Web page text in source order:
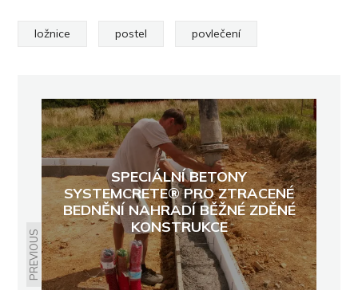
ložnice postel povlečení
PREVIOUS
SPECIÁLNÍ BETONY
SYSTEMCRETE® PRO ZTRACENÉ
BEDNĚNÍ NAHRADÍ BĚŽNÉ ZDĚNÉ
KONSTRUKCE